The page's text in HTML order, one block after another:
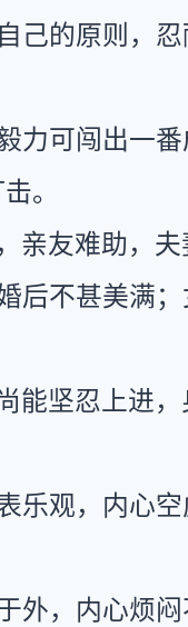
己的原则，
力可闯出一
。
亲友难助，夫
后不甚美满
能坚忍上进
乐观，内心
外，内心烦